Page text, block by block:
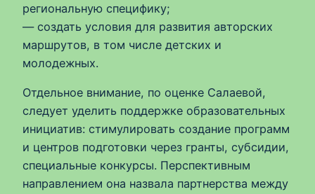
региональную специфику;
— создать условия для развития авторских
маршрутов, в том числе детских и
молодежных.
Отдельное внимание, по оценке Салаевой,
следует уделить поддержке образовательных
инициатив: стимулировать создание программ
и центров подготовки через гранты, субсидии,
специальные конкурсы. Перспективным
направлением она назвала партнерства между